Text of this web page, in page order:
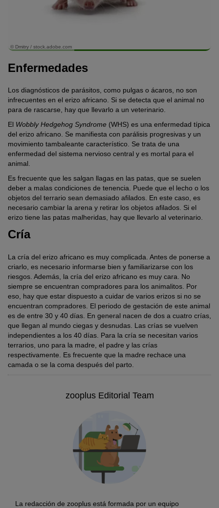
© Dmitry / stock.adobe.com
Enfermedades
Los diagnósticos de parásitos, como pulgas o ácaros, no son
infrecuentes en el erizo africano. Si se detecta que el animal no
para de rascarse, hay que llevarlo a un veterinario.
El Wobbly Hedgehog Syndrome (WHS) es una enfermedad típica
del erizo africano. Se manifiesta con parálisis progresivas y un
movimiento tambaleante característico. Se trata de una
enfermedad del sistema nervioso central y es mortal para el
animal.
Es frecuente que les salgan llagas en las patas, que se suelen
deber a malas condiciones de tenencia. Puede que el lecho o los
objetos del terrario sean demasiado afilados. En este caso, es
necesario cambiar la arena y retirar los objetos afilados. Si el
erizo tiene las patas malheridas, hay que llevarlo al veterinario.
Cría
La cría del erizo africano es muy complicada. Antes de ponerse a
criarlo, es necesario informarse bien y familiarizarse con los
riesgos. Además, la cría del erizo africano es muy cara. No
siempre se encuentran compradores para los animalitos. Por
eso, hay que estar dispuesto a cuidar de varios erizos si no se
encuentran compradores. El periodo de gestación de este animal
es de entre 30 y 40 días. En general nacen de dos a cuatro crías,
que llegan al mundo ciegas y desnudas. Las crías se vuelven
independientes a los 40 días. Para la cría se necesitan varios
terrarios, uno para la madre, el padre y las crías
respectivamente. Es frecuente que la madre rechace una
camada o se la coma después del parto.
zooplus Editorial Team
La redacción de zooplus está formada por un equipo